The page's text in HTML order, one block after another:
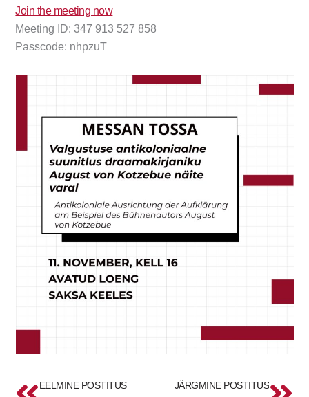
Join the meeting now
Meeting ID: 347 913 527 858
Passcode: nhpzuT
Prev
EELMINE POSTITUS JÄRGMINE POSTITUS